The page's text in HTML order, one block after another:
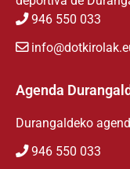
946 550 033
Agenda
Durangaldeko
946 550 033